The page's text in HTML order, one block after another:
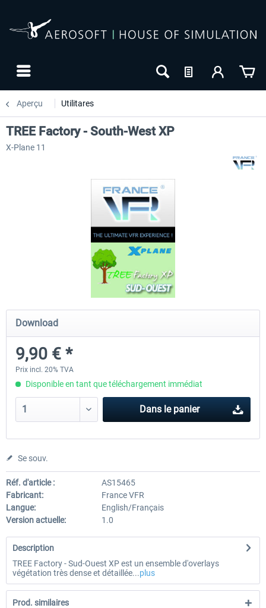
Aperçu Utilitares
Traffic Global for X-Plane 12/11 (Mac)
44,95 € *
NOUVEAU
FSDG - Flight Suite Pro
TREE Factory - South-West XP
X-Plane 11
Download
9,90 € *
Prix incl. 20% TVA
Disponible en tant que téléchargement immédiat
Dans le panier
Se souv.
Réf. d'article :
AS15465
Fabricant:
France VFR
Langue:
English/Français
Version actuelle:
1.0
Description
TREE Factory - Sud-Ouest XP est un ensemble d'overlays
végétation très dense et détaillée...plus
Prod. similaires